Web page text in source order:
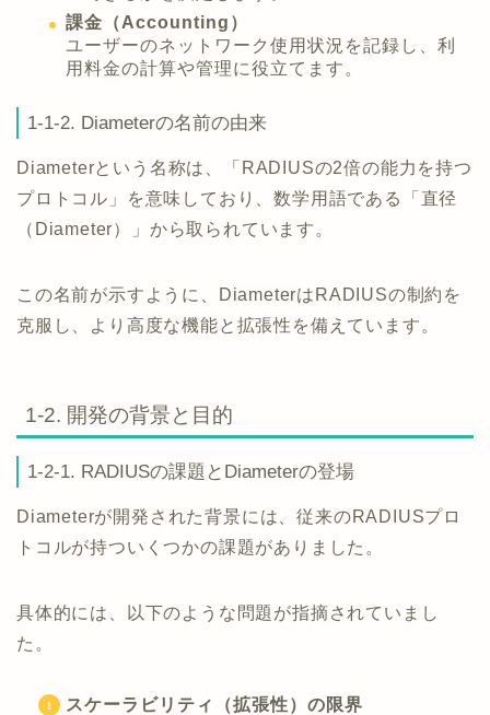
課金（Accounting）
ユーザーのネットワーク使用状況を記録し、利
用料金の計算や管理に役立てます。
1-1-2. Diameterの名前の由来
Diameterという名称は、「RADIUSの2倍の能力を持つ
プロトコル」を意味しており、数学用語である「直径
（Diameter）」から取られています。
この名前が示すように、DiameterはRADIUSの制約を
克服し、より高度な機能と拡張性を備えています。
1-2. 開発の背景と目的
1-2-1. RADIUSの課題とDiameterの登場
Diameterが開発された背景には、従来のRADIUSプロ
トコルが持ついくつかの課題がありました。
具体的には、以下のような問題が指摘されていまし
た。
スケーラビリティ（拡張性）の限界